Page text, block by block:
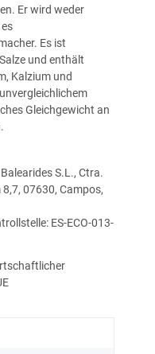
Er wird weder
Es ist
und enthält
Kalzium und
Gleichgewicht an
S.L., Ctra.
07630, Campos,
ES-ECO-013-